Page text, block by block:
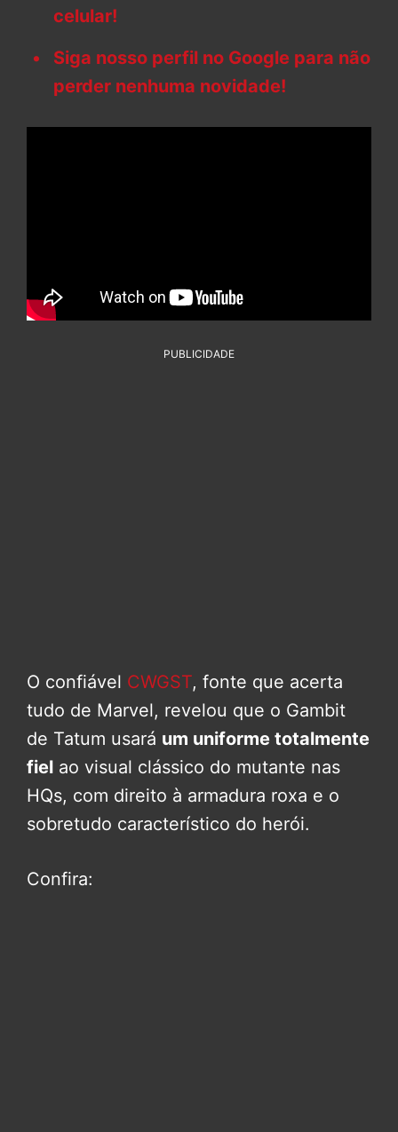
celular!
Siga nosso perfil no Google para não
perder nenhuma novidade!
PUBLICIDADE
O confiável CWGST, fonte que acerta
tudo de Marvel, revelou que o Gambit
de Tatum usará um uniforme totalmente
fiel ao visual clássico do mutante nas
HQs, com direito à armadura roxa e o
sobretudo característico do herói.
Confira: